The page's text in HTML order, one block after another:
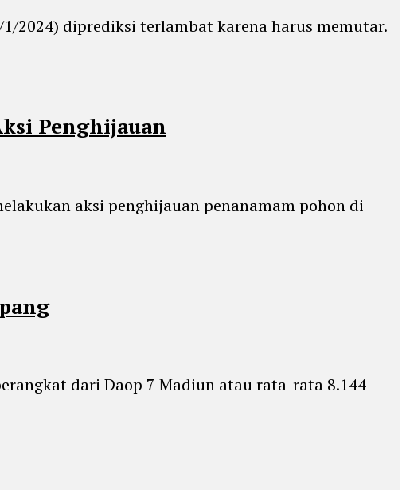
2024) diprediksi terlambat karena harus memutar.
Penghijauan
aksi penghijauan penanamam pohon di
dari Daop 7 Madiun atau rata-rata 8.144